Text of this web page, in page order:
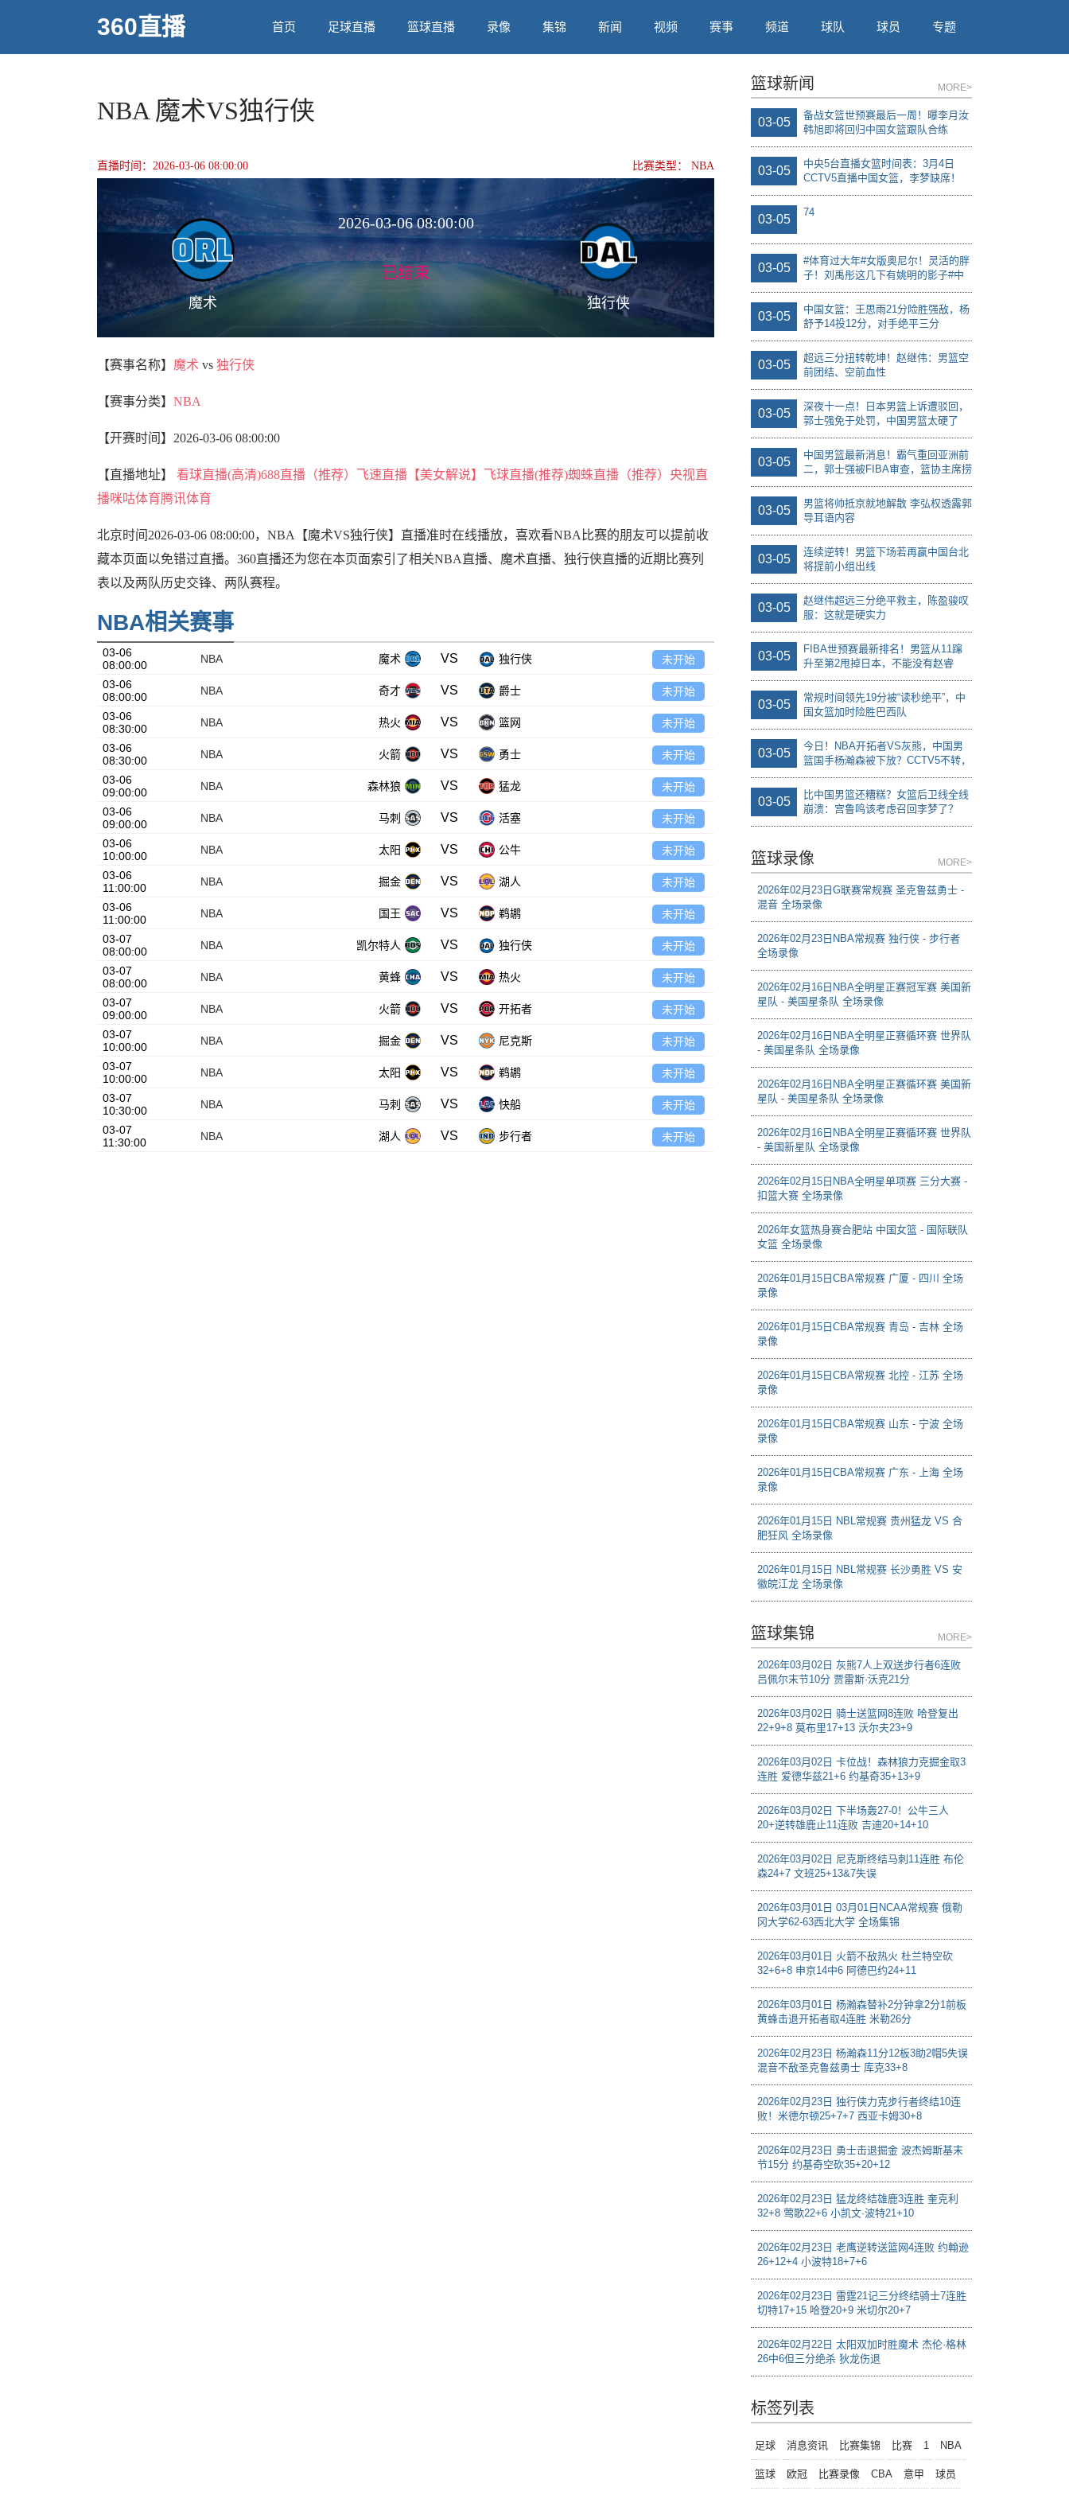
360直播 首页 足球直播 篮球直播 录像 集锦 新闻 视频 赛事 频道 球队 球员 专题
NBA 魔术VS独行侠
直播时间：2026-03-06 08:00:00 比赛类型： NBA
魔术
2026-03-06 08:00:00
已结束
独行侠
【赛事名称】 魔术 vs 独行侠
【赛事分类】 NBA
【开赛时间】 2026-03-06 08:00:00
【直播地址】 看球直播(高清)688直播（推荐） 飞速直播【美女解说】 飞球直播(推荐)蜘蛛直播（推荐） 央视直
播咪咕体育腾讯体育
北京时间2026-03-06 08:00:00，NBA【魔术VS独行侠】直播准时在线播放，喜欢看NBA比赛的朋友可以提前收
藏本页面以免错过直播。360直播还为您在本页面索引了相关NBA直播、魔术直播、独行侠直播的近期比赛列
表以及两队历史交锋、两队赛程。
NBA相关赛事
03-06
08:00:00
NBA 魔术 VS 独行侠
未开始
03-06
08:00:00
NBA 奇才 VS 爵士
未开始
03-06
08:30:00
NBA 热火 VS 篮网
未开始
03-06
08:30:00
NBA 火箭 VS 勇士
未开始
03-06
09:00:00
NBA 森林狼 VS 猛龙
未开始
03-06
09:00:00
NBA 马刺 VS 活塞
未开始
03-06
10:00:00
NBA 太阳 VS 公牛
未开始
03-06
11:00:00
NBA 掘金 VS 湖人
未开始
03-06
11:00:00
NBA 国王 VS 鹈鹕
未开始
03-07
08:00:00
NBA 凯尔特人 VS 独行侠
未开始
03-07
08:00:00
NBA 黄蜂 VS 热火
未开始
03-07
09:00:00
NBA 火箭 VS 开拓者
未开始
03-07
10:00:00
NBA 掘金 VS 尼克斯
未开始
03-07
10:00:00
NBA 太阳 VS 鹈鹕
未开始
03-07
10:30:00
NBA 马刺 VS 快船
未开始
03-07
11:30:00
NBA 湖人 VS 步行者 未开始
篮球新闻 MORE>
03-05
备战女篮世预赛最后一周！曝李月汝
韩旭即将回归中国女篮跟队合练
03-05
中央5台直播女篮时间表：3月4日
CCTV5直播中国女篮，李梦缺席！
03-05
74
03-05
#体育过大年#女版奥尼尔！灵活的胖
子！刘禹彤这几下有姚明的影子#中
国女篮##刘禹彤#
03-05
中国女篮：王思雨21分险胜强敌，杨
舒予14投12分，对手绝平三分
03-05
超远三分扭转乾坤！赵继伟：男篮空
前团结、空前血性
03-05
深夜十一点！日本男篮上诉遭驳回，
郭士强免于处罚，中国男篮太硬了
03-05
中国男篮最新消息！霸气重回亚洲前
二，郭士强被FIBA审查，篮协主席捞
人
03-05
男篮将帅抵京就地解散 李弘权透露郭
导耳语内容
03-05
连续逆转！男篮下场若再赢中国台北
将提前小组出线
03-05
赵继伟超远三分绝平救主，陈盈骏叹
服：这就是硬实力
03-05
FIBA世预赛最新排名！男篮从11蹿
升至第2甩掉日本，不能没有赵睿
03-05
常规时间领先19分被“读秒绝平”，中
国女篮加时险胜巴西队
03-05
今日！NBA开拓者VS灰熊，中国男
篮国手杨瀚森被下放？CCTV5不转，
2大平台直播
03-05
比中国男篮还糟糕？女篮后卫线全线
崩溃：宫鲁鸣该考虑召回李梦了？
篮球录像 MORE>
2026年02月23日G联赛常规赛 圣克鲁兹勇士 -
混音 全场录像
2026年02月23日NBA常规赛 独行侠 - 步行者
全场录像
2026年02月16日NBA全明星正赛冠军赛 美国新
星队 - 美国星条队 全场录像
2026年02月16日NBA全明星正赛循环赛 世界队
- 美国星条队 全场录像
2026年02月16日NBA全明星正赛循环赛 美国新
星队 - 美国星条队 全场录像
2026年02月16日NBA全明星正赛循环赛 世界队
- 美国新星队 全场录像
2026年02月15日NBA全明星单项赛 三分大赛 -
扣篮大赛 全场录像
2026年女篮热身赛合肥站 中国女篮 - 国际联队
女篮 全场录像
2026年01月15日CBA常规赛 广厦 - 四川 全场
录像
2026年01月15日CBA常规赛 青岛 - 吉林 全场
录像
2026年01月15日CBA常规赛 北控 - 江苏 全场
录像
2026年01月15日CBA常规赛 山东 - 宁波 全场
录像
2026年01月15日CBA常规赛 广东 - 上海 全场
录像
2026年01月15日 NBL常规赛 贵州猛龙 VS 合
肥狂风 全场录像
2026年01月15日 NBL常规赛 长沙勇胜 VS 安
徽皖江龙 全场录像
篮球集锦 MORE>
2026年03月02日 灰熊7人上双送步行者6连败
吕佩尔末节10分 贾雷斯·沃克21分
2026年03月02日 骑士送篮网8连败 哈登复出
22+9+8 莫布里17+13 沃尔夫23+9
2026年03月02日 卡位战！森林狼力克掘金取3
连胜 爱德华兹21+6 约基奇35+13+9
2026年03月02日 下半场轰27-0！公牛三人
20+逆转雄鹿止11连败 吉迪20+14+10
2026年03月02日 尼克斯终结马刺11连胜 布伦
森24+7 文班25+13&7失误
2026年03月01日 03月01日NCAA常规赛 俄勒
冈大学62-63西北大学 全场集锦
2026年03月01日 火箭不敌热火 杜兰特空砍
32+6+8 申京14中6 阿德巴约24+11
2026年03月01日 杨瀚森替补2分钟拿2分1前板
黄蜂击退开拓者取4连胜 米勒26分
2026年02月23日 杨瀚森11分12板3助2帽5失误
混音不敌圣克鲁兹勇士 库克33+8
2026年02月23日 独行侠力克步行者终结10连
败！米德尔顿25+7+7 西亚卡姆30+8
2026年02月23日 勇士击退掘金 波杰姆斯基末
节15分 约基奇空砍35+20+12
2026年02月23日 猛龙终结雄鹿3连胜 奎克利
32+8 莺歌22+6 小凯文·波特21+10
2026年02月23日 老鹰逆转送篮网4连败 约翰逊
26+12+4 小波特18+7+6
2026年02月23日 雷霆21记三分终结骑士7连胜
切特17+15 哈登20+9 米切尔20+7
2026年02月22日 太阳双加时胜魔术 杰伦·格林
26中6但三分绝杀 狄龙伤退
标签列表
足球 消息资讯 比赛集锦 比赛 1 NBA
篮球 欧冠 比赛录像 CBA 意甲 球员